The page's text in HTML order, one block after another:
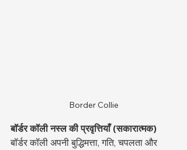
Border Collie
बॉर्डर कॉली नस्ल की प्रवृत्तियाँ (सकारात्मक)
बॉर्डर कॉली अपनी बुद्धिमत्ता, गति, चपलता और